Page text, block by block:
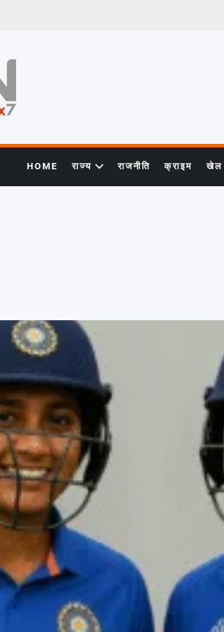
HOME राज्य राजनीति क्राइम खेल